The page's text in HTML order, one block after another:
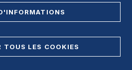
TOUS LES COOKIES